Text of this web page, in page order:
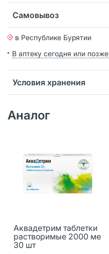
Самовывоз
в Республике Бурятии
В аптеку сегодня или позже
Условия хранения
Аналог
Аквадетрим таблетки
растворимые 2000 ме
30 шт